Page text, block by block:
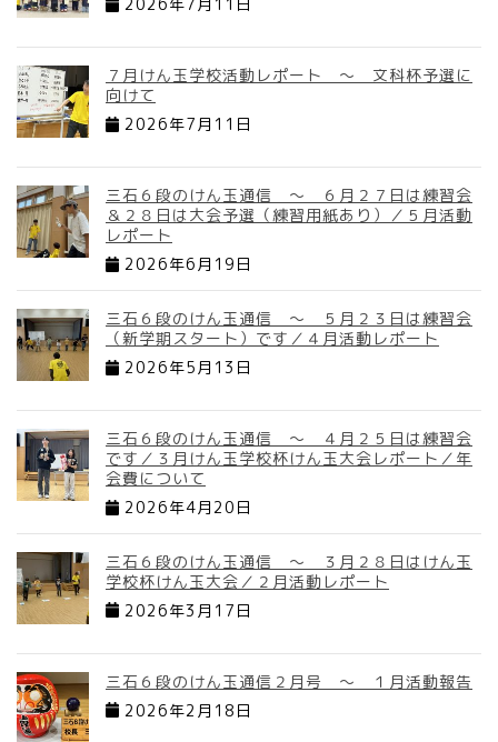
７月けん玉学校活動レポート ～ 文科杯予選に
向けて
2026年7月11日
三石６段のけん玉通信 ～ ６月２７日は練習会
＆２８日は大会予選（練習用紙あり）／５月活動
レポート
2026年6月19日
三石６段のけん玉通信 ～ ５月２３日は練習会
（新学期スタート）です／４月活動レポート
2026年5月13日
三石６段のけん玉通信 ～ ４月２５日は練習会
です／３月けん玉学校杯けん玉大会レポート／年
会費について
2026年4月20日
三石６段のけん玉通信 ～ ３月２８日はけん玉
学校杯けん玉大会／２月活動レポート
2026年3月17日
三石６段のけん玉通信２月号 ～ １月活動報告
2026年2月18日